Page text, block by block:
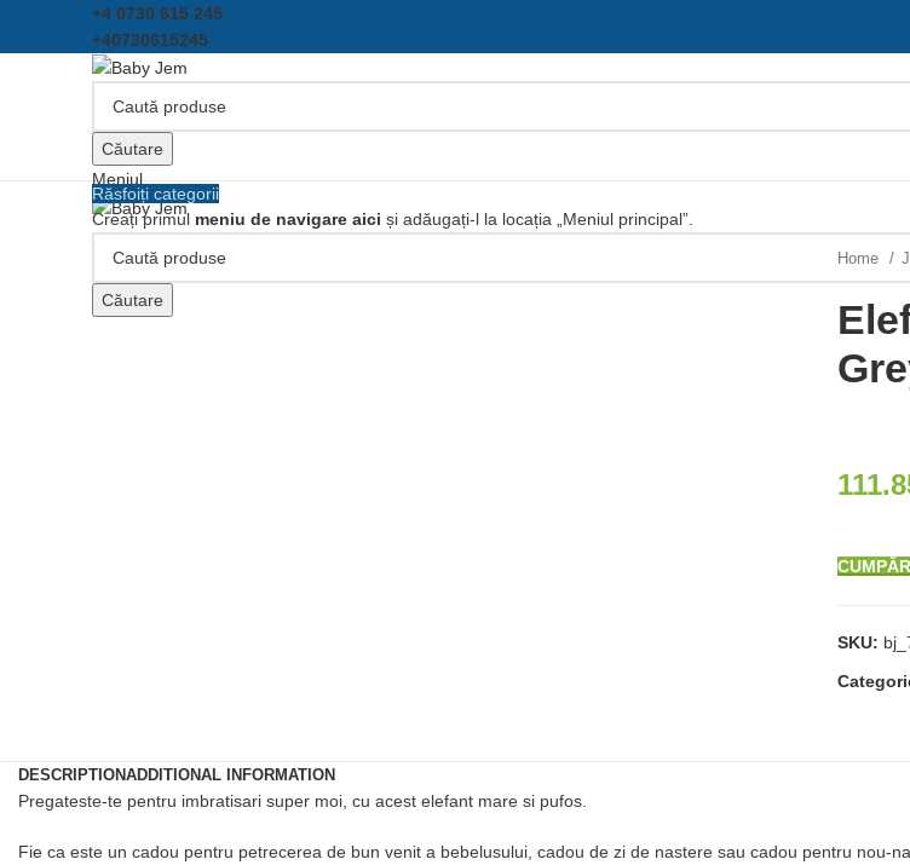
+4 0730 615 245
+40730615245
Căutare
Meniul
Răsfoiți categorii
Creați primul meniu de navigare aici și adăugați-l la locația „Meniul principal”.
Căutare
Click pentru a mari
Home
SKU:
DESCRIPTIONADDITIONAL INFORMATION
Pregateste-te pentru imbratisari super moi, cu acest elefant mare si pufos.
Fie ca este un cadou pentru petrecerea de bun venit a bebelusului, cadou de zi de nastere sau cadou pentru nou-